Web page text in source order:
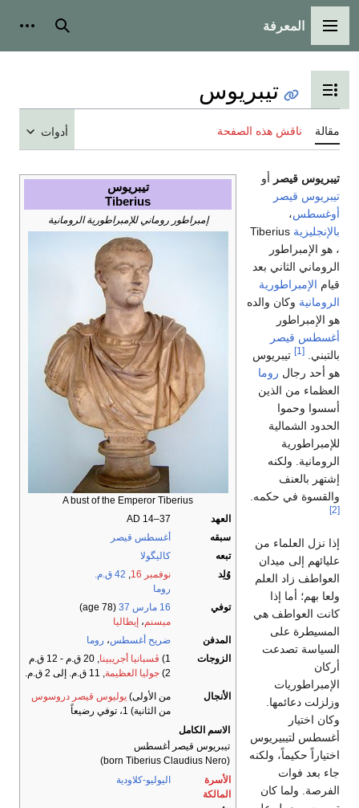
القائمة الرئيسية
المعرفة بحث
تبديل عرض جدول المحتويات
تيبريوس
مقالة ناقش هذه الصفحة أدوات
تيبريوس
Tiberius
إمبراطور روماني للإمبراطورية الرومانية
A bust of the Emperor Tiberius
العهد
AD 14–37
سبقه
أغسطس قيصر
تبعه
كاليگولا
وُلِد
نوفمبر 16 , 42 ق.م.
روما
توفي
16 مارس 37
(age 78)
ميسنم، إيطاليا
المدفن
ضريح أغسطس، روما
الزوجات
1) ڤسبانيا أجريبينا, 20 ق.م - 12 ق.م
2) جوليا العظيمة, 11 ق.م. إلى 2 ق.م.
الأنجال من الأولى) يوليوس قيصر دروسوس
من الثانية) 1، توفي رضيعاً
الاسم الكامل
تيبريوس قيصر أغسطس
(born Tiberius Claudius Nero)
الأسرة
المالكة
اليوليو-كلاودية
تيبريوس قيصر أو
تيبريوس قيصر
أوغسطس،
بالإنجليزية Tiberius
، هو الإمبراطور
الروماني الثاني بعد
قيام الإمبراطورية
الرومانية وكان والده
هو الإمبراطور
أغسطس قيصر
بالتبني.
[1]
تيبريوس
هو أحد رجال روما
العظماء من الذين
أسسوا وحموا
الحدود الشمالية
للإمبراطورية
الرومانية. ولكنه
إشتهر بالعنف
والقسوة في حكمه.
[2]
إذا نزل العلماء من
عليائهم إلى ميدان
العواطف زاد العلم
ولعا بهم؛ أما إذا
كانت العواطف هي
المسيطرة على
السياسة تصدعت
أركان
الإمبراطوريات
وزلزلت دعائمها.
وكان اختيار
أغسطس لتيبيريوس
اختياراً حكيماً، ولكنه
جاء بعد فوات
الفرصة. ولما كان